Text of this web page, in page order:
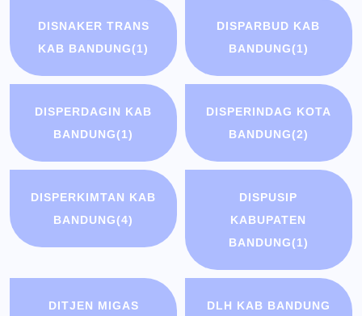
DISNAKER TRANS
KAB BANDUNG(1)
DISPARBUD KAB
BANDUNG(1)
DISPERDAGIN KAB
BANDUNG(1)
DISPERINDAG KOTA
BANDUNG(2)
DISPERKIMTAN KAB
BANDUNG(4)
DISPUSIP
KABUPATEN
BANDUNG(1)
DITJEN MIGAS
DLH KAB BANDUNG